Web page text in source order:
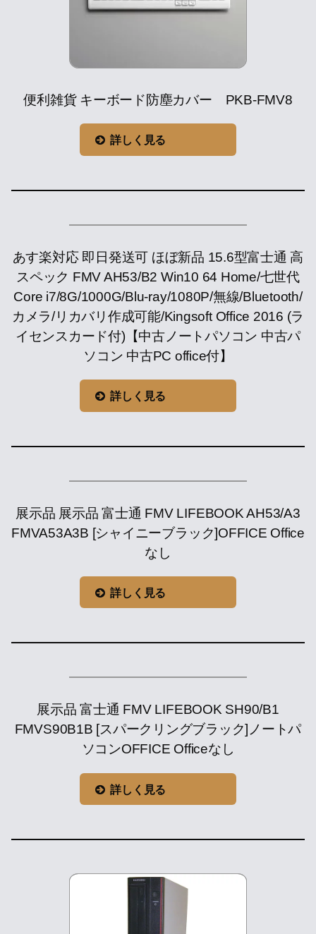
便利雑貨 キーボード防塵カバー PKB-FMV8
詳しく見る
あす楽対応 即日発送可 ほぼ新品 15.6型富士通 高
スペック FMV AH53/B2 Win10 64 Home/七世代
Core i7/8G/1000G/Blu-ray/1080P/無線/Bluetooth/
カメラ/リカバリ作成可能/Kingsoft Office 2016 (ラ
イセンスカード付)【中古ノートパソコン 中古パ
ソコン 中古PC office付】
詳しく見る
展示品 展示品 富士通 FMV LIFEBOOK AH53/A3
FMVA53A3B [シャイニーブラック]OFFICE Office
なし
詳しく見る
展示品 富士通 FMV LIFEBOOK SH90/B1
FMVS90B1B [スパークリングブラック]ノートパ
ソコンOFFICE Officeなし
詳しく見る